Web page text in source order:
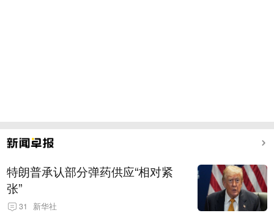
特朗普承认部分弹药供应“相对紧
张”
31 新华社